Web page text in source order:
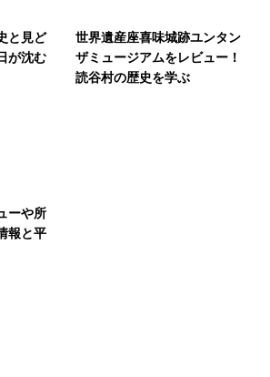
と見ど
が沈む
世界遺産座喜味城跡ユンタン
ザミュージアムをレビュー！
読谷村の歴史を学ぶ
ーや所
報と平